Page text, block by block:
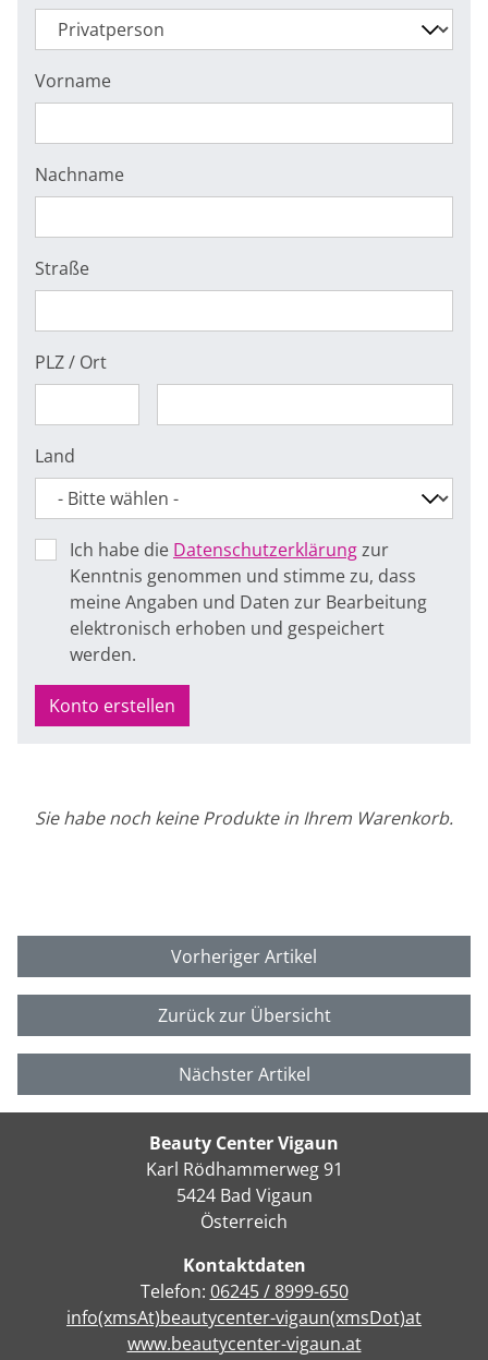
Vorname
Nachname
Straße
PLZ / Ort
Land
Ich habe die Datenschutzerklärungzur
Kenntnis genommen und stimme zu, dass
meine Angaben und Daten zur Bearbeitung
elektronisch erhoben und gespeichert
werden.
Konto erstellen
Sie habe noch keine Produkte in Ihrem Warenkorb.
Vorheriger Artikel
Zurück zur Übersicht
Nächster Artikel
Beauty Center Vigaun
Karl Rödhammerweg 91
5424 Bad Vigaun
Österreich
Kontaktdaten
Telefon: 06245 / 8999-650
info(xmsAt)beautycenter-vigaun(xmsDot)at
www.beautycenter-vigaun.at